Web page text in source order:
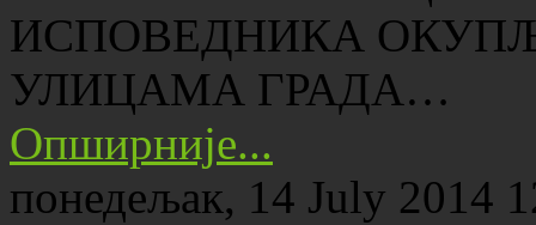
ИСПОВЕДНИКА
УЛИЦАМА ГРАДА…
Опширније...
понедељак, 14 July 2014